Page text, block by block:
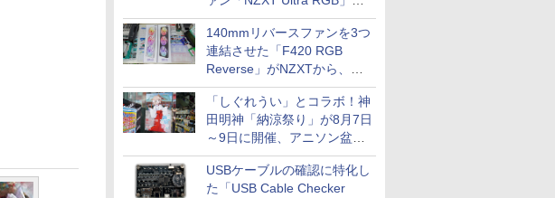
発売、計8製品
140mmリバースファンを3つ
連結させた「F420 RGB
Reverse」がNZXTから、単
一フレーム採用
「しぐれうい」とコラボ！神
田明神「納涼祭り」が8月7日
～9日に開催、アニソン盆踊
りや屋台グルメなどもあり
USBケーブルの確認に特化し
た「USB Cable Checker